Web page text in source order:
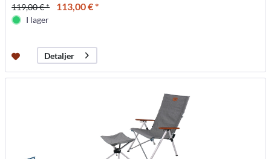
119,00 € * 113,00 € *
I lager
Detaljer